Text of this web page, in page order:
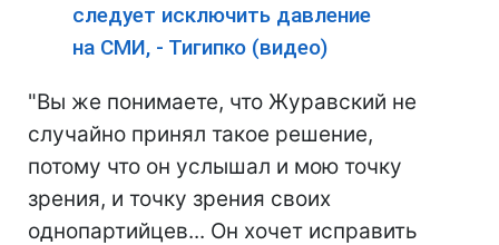
следует исключить давление
на СМИ, - Тигипко (видео)
"Вы же понимаете, что Журавский не
случайно принял такое решение,
потому что он услышал и мою точку
зрения, и точку зрения своих
однопартийцев... Он хочет исправить